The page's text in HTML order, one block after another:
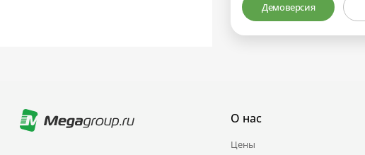
Демоверсия
О нас
Цены